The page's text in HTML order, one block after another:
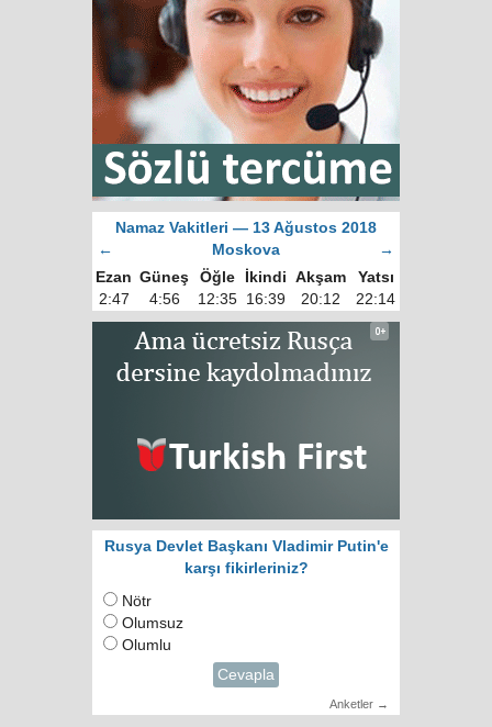
Namaz Vakitleri — 13 Ağustos 2018
←
Moskova
→
Ezan Güneş Öğle İkindi Akşam
Yatsı
2:47
4:56 12:35 16:39 20:12 22:14
Rusya Devlet Başkanı Vladimir Putin'e
karşı fikirleriniz?
Nötr
Olumsuz
Olumlu
Cevapla
Anketler →